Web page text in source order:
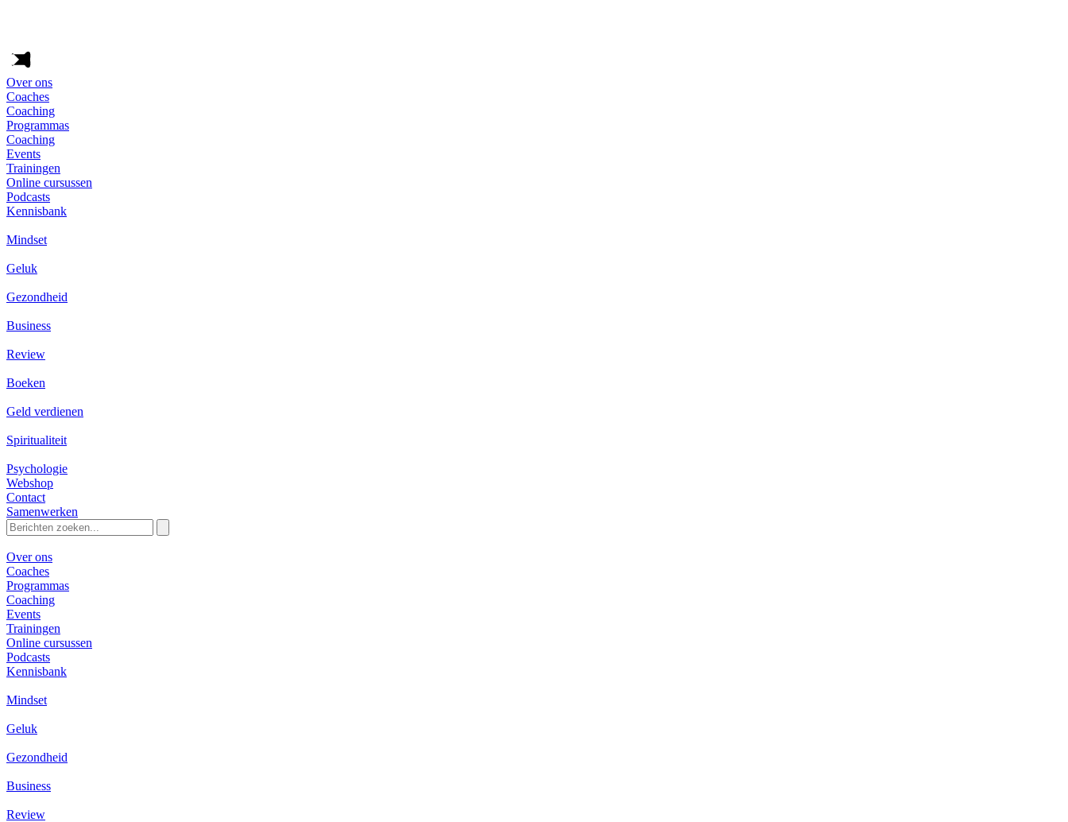
Over ons
Coaches
Coaching
Programmas
Coaching
Events
Trainingen
Online cursussen
Podcasts
Kennisbank
Mindset
Geluk
Gezondheid
Business
Review
Boeken
Geld verdienen
Spiritualiteit
Psychologie
Webshop
Contact
Samenwerken
Zoeken
naar:
Over ons
Coaches
Programmas
Coaching
Events
Trainingen
Online cursussen
Podcasts
Kennisbank
Mindset
Geluk
Gezondheid
Business
Review